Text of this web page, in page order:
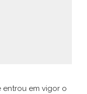
entrou em vigor o